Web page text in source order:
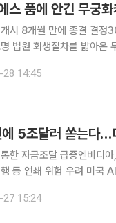
스 품에 안긴 무궁
시 8개월 만에 종결 결정
새 주인으로
14:45
5조달러 쏟는다…
한 자금조달 급증엔비디
행 등 연쇄 위험 우려 미국
스케일러(초대형 클라우
15:24